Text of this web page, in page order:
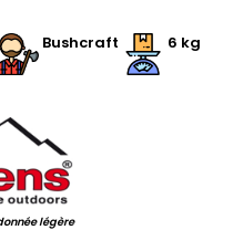
Bushcraft 6 kg
légère